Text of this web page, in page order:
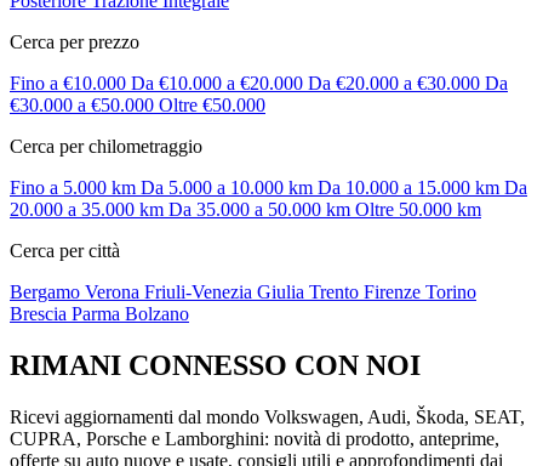
Cerca per prezzo
Fino a €10.000 Da €10.000 a €20.000 Da €20.000 a €30.000 Da
€30.000 a €50.000 Oltre €50.000
Cerca per chilometraggio
Fino a 5.000 km Da 5.000 a 10.000 km Da 10.000 a 15.000 km Da
20.000 a 35.000 km Da 35.000 a 50.000 km Oltre 50.000 km
Cerca per città
Bergamo Verona Friuli-Venezia Giulia Trento Firenze Torino
Brescia Parma Bolzano
RIMANI CONNESSO CON NOI
Ricevi aggiornamenti dal mondo Volkswagen, Audi, Škoda, SEAT,
CUPRA, Porsche e Lamborghini: novità di prodotto, anteprime,
offerte su auto nuove e usate, consigli utili e approfondimenti dai